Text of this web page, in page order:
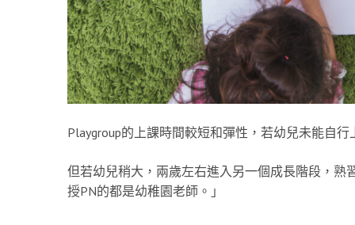
Playgroup的上課時間較短和彈性，若幼兒未能自
但若幼兒稍大，兩歲左右進入另一個成長階段，熟
授PN的都是幼稚園老師。」